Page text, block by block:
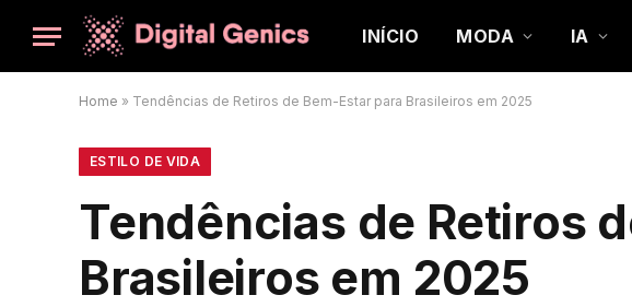
INÍCIO MODA IA
Home » Tendências de Retiros de Bem-Estar para Brasileiros em 2025
ESTILO DE VIDA
Tendências de Retiros
Brasileiros em 2025